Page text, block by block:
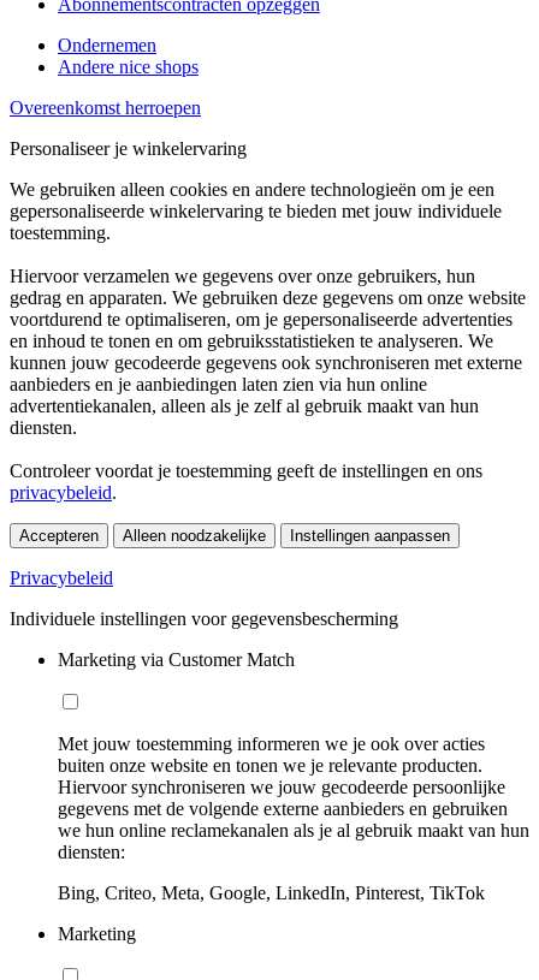
Ondernemen
Andere nice shops
Overeenkomst herroepen
Personaliseer je winkelervaring
We gebruiken alleen cookies en andere technologieën om je een
gepersonaliseerde winkelervaring te bieden met jouw individuele
toestemming.
Hiervoor verzamelen we gegevens over onze gebruikers, hun
gedrag en apparaten. We gebruiken deze gegevens om onze website
voortdurend te optimaliseren, om je gepersonaliseerde advertenties
en inhoud te tonen en om gebruiksstatistieken te analyseren. We
kunnen jouw gecodeerde gegevens ook synchroniseren met externe
aanbieders en je aanbiedingen laten zien via hun online
advertentiekanalen, alleen als je zelf al gebruik maakt van hun
diensten.
Controleer voordat je toestemming geeft de instellingen en ons
privacybeleid.
Accepteren Alleen noodzakelijke Instellingen aanpassen
Privacybeleid
Individuele instellingen voor gegevensbescherming
Marketing via Customer Match
Met jouw toestemming informeren we je ook over acties
buiten onze website en tonen we je relevante producten.
Hiervoor synchroniseren we jouw gecodeerde persoonlijke
gegevens met de volgende externe aanbieders en gebruiken
we hun online reclamekanalen als je al gebruik maakt van hun
diensten:
Bing, Criteo, Meta, Google, LinkedIn, Pinterest, TikTok
Marketing